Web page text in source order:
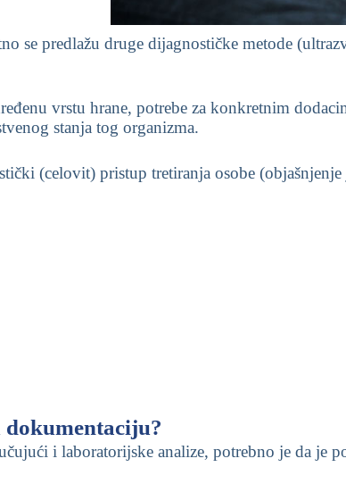
se predlažu druge dijagnostičke metode
vrstu hrane, potrebe za konkretnim
stanja tog organizma.
(celovit) pristup tretiranja osobe
dokumentaciju?
i laboratorijske analize, potrebno je da je